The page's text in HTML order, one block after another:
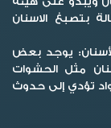
بتصبغ الاسنان
يوجد بعض
مثل الحشوات
تؤدي إلى حدوث